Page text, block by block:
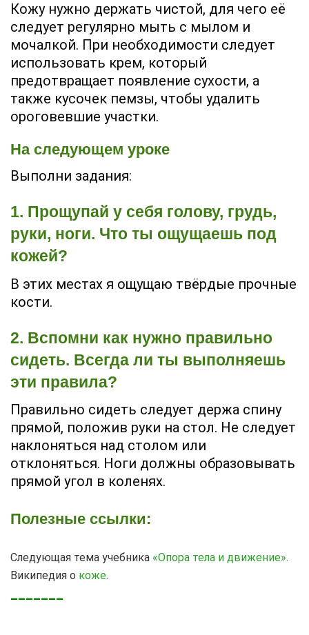
Кожу нужно держать чистой, для чего её
следует регулярно мыть с мылом и
мочалкой. При необходимости следует
использовать крем, который
предотвращает появление сухости, а
также кусочек пемзы, чтобы удалить
ороговевшие участки.
На следующем уроке
Выполни задания:
1. Прощупай у себя голову, грудь,
руки, ноги. Что ты ощущаешь под
кожей?
В этих местах я ощущаю твёрдые прочные
кости.
2. Вспомни как нужно правильно
сидеть. Всегда ли ты выполняешь
эти правила?
Правильно сидеть следует держа спину
прямой, положив руки на стол. Не следует
наклоняться над столом или
отклоняться. Ноги должны образовывать
прямой угол в коленях.
Полезные ссылки:
Следующая тема учебника «Опора тела и движение».
Википедия о коже.